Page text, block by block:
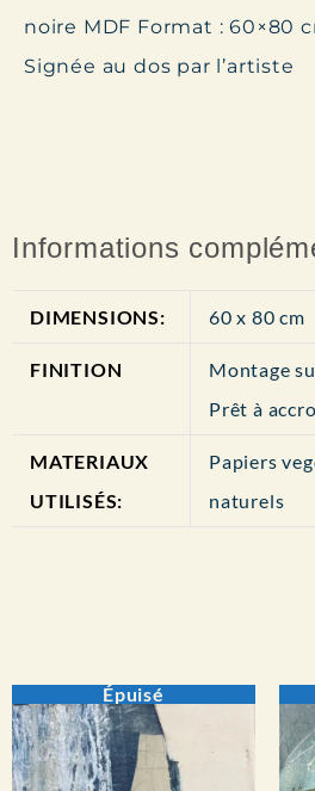
noire MDF Format : 60×80
Signée au dos par l’artiste
Informations
DIMENSIONS: 60 x 80 cm
FINITION
Montage
Prêt à
MATERIAUX
UTILISÉS:
Papiers
naturels
Épuisé